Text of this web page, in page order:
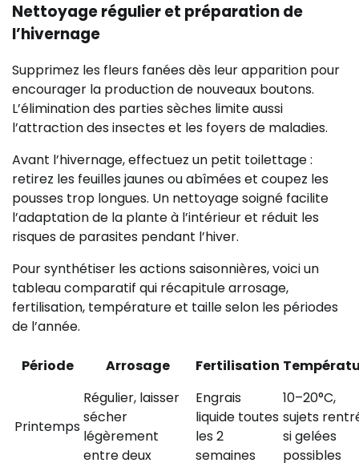
Nettoyage régulier et préparation de
l’hivernage
Supprimez les fleurs fanées dès leur apparition pour
encourager la production de nouveaux boutons.
L’élimination des parties sèches limite aussi
l’attraction des insectes et les foyers de maladies.
Avant l’hivernage, effectuez un petit toilettage :
retirez les feuilles jaunes ou abîmées et coupez les
pousses trop longues. Un nettoyage soigné facilite
l’adaptation de la plante à l’intérieur et réduit les
risques de parasites pendant l’hiver.
Pour synthétiser les actions saisonnières, voici un
tableau comparatif qui récapitule arrosage,
fertilisation, température et taille selon les périodes
de l’année.
Période Arrosage Fertilisation
Printemps
Régulier, laisser
sécher
légèrement
entre deux
Engrais
liquide toutes
les 2
semaines
10–20°C,
sujets
si gelées
possibles